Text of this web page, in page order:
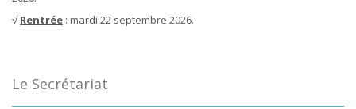
√Rentrée : mardi 22 septembre 2026.
Le Secrétariat